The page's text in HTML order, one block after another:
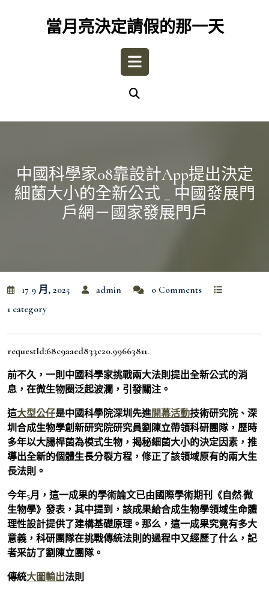
當月亮決定請假的那一天
Open
中國科學家08靠設計app提出決定
細菌大小的全新公式 _ 中國發展門
戶網－國家發展門戶
17 9 月, 2025 admin
0 Comments
1 category
requestId:68c9aaed833c20.99663811.
前不久，一則中國科學家挑戰兩大法則提出全新公式的消
息，在微生物圈泛起波瀾，引發關注。
這大型公仔是中國科學院深圳先進開幕活動技術研究院、深
圳合成生物學創新研究院研究員劉陳立帶領科研團隊，歷時
多年以大腸桿菌為模式生物，揭秘細菌大小的決定因素，推
導出全新的個體生長分裂方程，修正了該領域原有的兩大生
長法則。
今年5月，這一成果的學術論文已由國際學術期刊《自然·微
生物學》發表，其中提到，該成果給合成生物學領域生命體
理性設計提供了建構基礎原理。那么，這一成果究竟有多大
意義，科研團隊在挑戰傳統法則的過程中又經歷了什么，記
者采訪了劉陳立團隊。
傳統大圖輸出法則